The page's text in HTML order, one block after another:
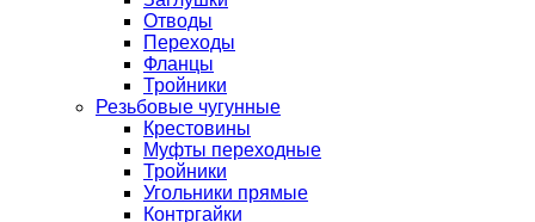
Отводы
Переходы
Фланцы
Тройники
Резьбовые чугунные
Крестовины
Муфты переходные
Тройники
Угольники прямые
Контргайки